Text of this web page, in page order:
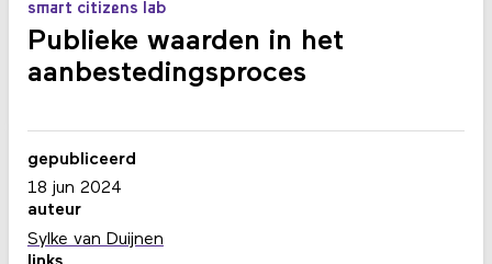
smart citizens lab
Publieke waarden in het
aanbestedings­proces
gepubliceerd
18 jun 2024
auteur
Sylke van Duijnen